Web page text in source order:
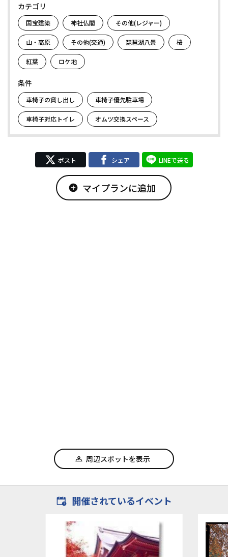
カテゴリ
国宝建築 神社仏閣 その他(レジャー)
山・高原 その他(交通) 琵琶湖八景 桜
紅葉 ロケ地
条件
車椅子の貸し出し 車椅子優先駐車場
車椅子対応トイレ オムツ交換スペース
ポスト シェア LINEで送る
add_circle マイプランに追加
周辺スポットを表示
開催されているイベント